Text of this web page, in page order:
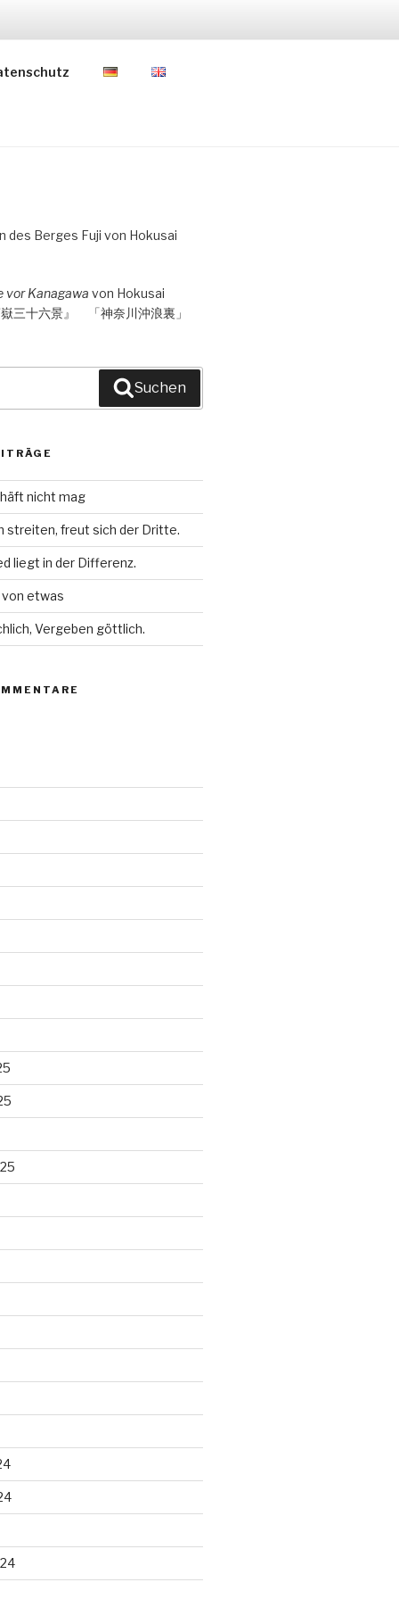
vor Kanagawa von Hokusai
三十六景』 「神奈川沖浪裏」
Suchen
nicht mag
streiten, freut sich der Dritte.
liegt in der Differenz.
etwas
Vergeben göttlich.